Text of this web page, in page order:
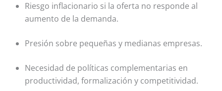
Riesgo inflacionario si la oferta no responde al
aumento de la demanda.
Presión sobre pequeñas y medianas empresas.
Necesidad de políticas complementarias en
productividad, formalización y competitividad.